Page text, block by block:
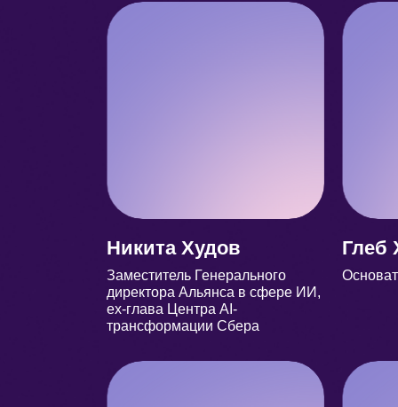
Глеб
Заместитель Генерального
директора Альянса в сфере ИИ,
ex-глава Центра AI-
трансформации Сбера
Никита Худов